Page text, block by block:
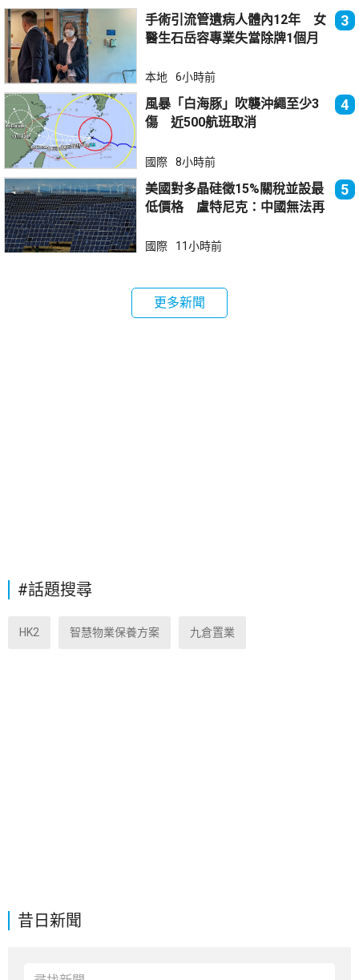
昔日新聞
手術引流管遺病人體內12年 女
醫生石岳容專業失當除牌1個月
3
本地 6小時前
風暴「白海豚」吹襲沖繩至少3
傷 近500航班取消
4
國際 8小時前
美國對多晶硅徵15%關稅並設最
低價格 盧特尼克：中國無法再
5
國際 11小時前
更多新聞
#話題搜尋
HK2 智慧物業保養方案 九倉置業